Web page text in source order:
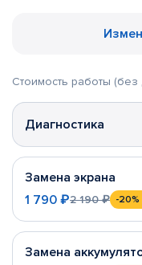
Стоимость работы (без
Диагностика
Замена экрана
1 790 ₽2 190 ₽ -20%
Замена